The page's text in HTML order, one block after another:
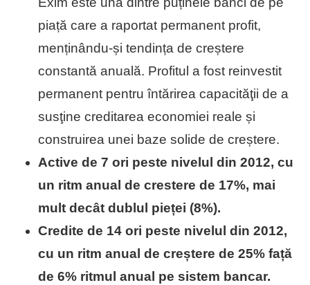
piață care a raportat permanent profit,
menținându-și tendința de creștere
constantă anuală. Profitul a fost reinvestit
permanent pentru întărirea capacităţii de a
susţine creditarea economiei reale și
construirea unei baze solide de creștere.
Active de 7 ori peste nivelul din 2012, cu
un ritm anual de crestere de 17%, mai
mult decât dublul pieței (8%).
Credite de 14 ori peste nivelul din 2012,
cu un ritm anual de creștere de 25% față
de 6% ritmul anual pe sistem bancar.